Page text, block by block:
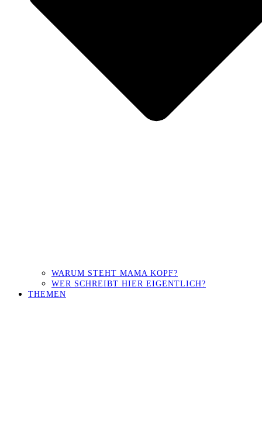
WARUM STEHT MAMA KOPF?
WER SCHREIBT HIER EIGENTLICH?
THEMEN